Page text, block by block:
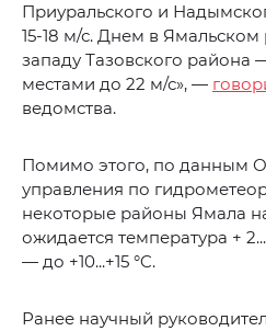
Приуральского и
15-18 м/с. Днем в
западу Тазовского района
местами до 22 м/с», —
ведомства.
Помимо этого, по данным
управления по
некоторые районы Ямала
ожидается температура +
— до +10...+15 °C.
Ранее научный